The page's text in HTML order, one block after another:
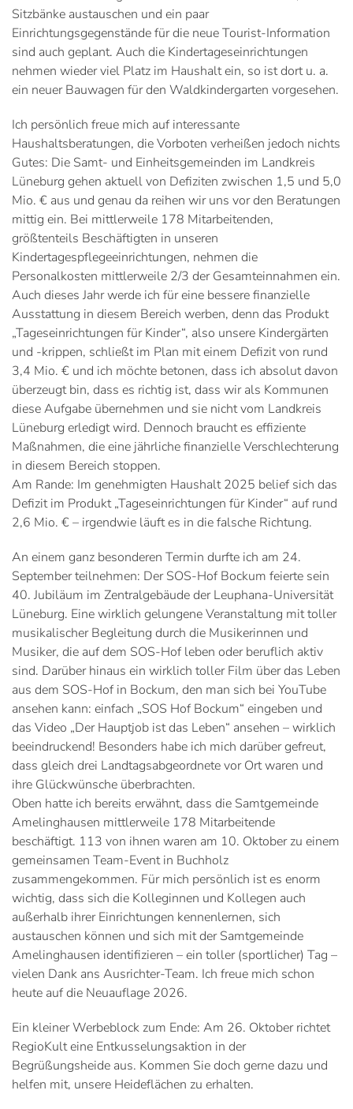
Sitzbänke austauschen und ein paar
Einrichtungsgegenstände für die neue Tourist-Information
sind auch geplant. Auch die Kindertageseinrichtungen
nehmen wieder viel Platz im Haushalt ein, so ist dort u. a.
ein neuer Bauwagen für den Waldkindergarten vorgesehen.
Ich persönlich freue mich auf interessante
Haushaltsberatungen, die Vorboten verheißen jedoch nichts
Gutes: Die Samt- und Einheitsgemeinden im Landkreis
Lüneburg gehen aktuell von Defiziten zwischen 1,5 und 5,0
Mio. € aus und genau da reihen wir uns vor den Beratungen
mittig ein. Bei mittlerweile 178 Mitarbeitenden,
größtenteils Beschäftigten in unseren
Kindertagespflegeeinrichtungen, nehmen die
Personalkosten mittlerweile 2/3 der Gesamteinnahmen ein.
Auch dieses Jahr werde ich für eine bessere finanzielle
Ausstattung in diesem Bereich werben, denn das Produkt
„Tageseinrichtungen für Kinder“, also unsere Kindergärten
und -krippen, schließt im Plan mit einem Defizit von rund
3,4 Mio. € und ich möchte betonen, dass ich absolut davon
überzeugt bin, dass es richtig ist, dass wir als Kommunen
diese Aufgabe übernehmen und sie nicht vom Landkreis
Lüneburg erledigt wird. Dennoch braucht es effiziente
Maßnahmen, die eine jährliche finanzielle Verschlechterung
in diesem Bereich stoppen.
Am Rande: Im genehmigten Haushalt 2025 belief sich das
Defizit im Produkt „Tageseinrichtungen für Kinder“ auf rund
2,6 Mio. € – irgendwie läuft es in die falsche Richtung.
An einem ganz besonderen Termin durfte ich am 24.
September teilnehmen: Der SOS-Hof Bockum feierte sein
40. Jubiläum im Zentralgebäude der Leuphana-Universität
Lüneburg. Eine wirklich gelungene Veranstaltung mit toller
musikalischer Begleitung durch die Musikerinnen und
Musiker, die auf dem SOS-Hof leben oder beruflich aktiv
sind. Darüber hinaus ein wirklich toller Film über das Leben
aus dem SOS-Hof in Bockum, den man sich bei YouTube
ansehen kann: einfach „SOS Hof Bockum“ eingeben und
das Video „Der Hauptjob ist das Leben“ ansehen – wirklich
beeindruckend! Besonders habe ich mich darüber gefreut,
dass gleich drei Landtagsabgeordnete vor Ort waren und
ihre Glückwünsche überbrachten.
Oben hatte ich bereits erwähnt, dass die Samtgemeinde
Amelinghausen mittlerweile 178 Mitarbeitende
beschäftigt. 113 von ihnen waren am 10. Oktober zu einem
gemeinsamen Team-Event in Buchholz
zusammengekommen. Für mich persönlich ist es enorm
wichtig, dass sich die Kolleginnen und Kollegen auch
außerhalb ihrer Einrichtungen kennenlernen, sich
austauschen können und sich mit der Samtgemeinde
Amelinghausen identifizieren – ein toller (sportlicher) Tag –
vielen Dank ans Ausrichter-Team. Ich freue mich schon
heute auf die Neuauflage 2026.
Ein kleiner Werbeblock zum Ende: Am 26. Oktober richtet
RegioKult eine Entkusselungsaktion in der
Begrüßungsheide aus. Kommen Sie doch gerne dazu und
helfen mit, unsere Heideflächen zu erhalten.